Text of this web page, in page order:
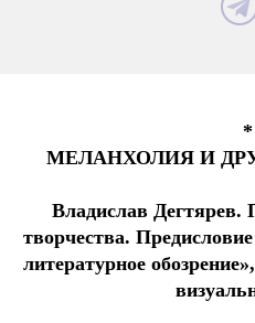
*
МЕЛАНХОЛИЯ И
Владислав Дегтярев.
творчества.
литературное